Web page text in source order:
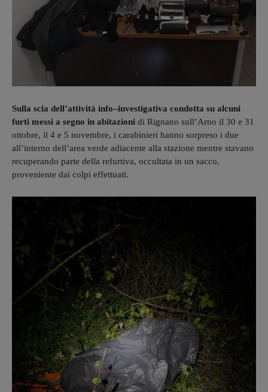
Sulla scia dell’attività info–investigativa condotta su alcuni
furti messi a segno in abitazioni di Rignano sull’Arno il 30 e 31
ottobre, il 4 e 5 novembre, i carabinieri hanno sorpreso i due
all’interno dell’area verde adiacente alla stazione mentre stavano
recuperando parte della refurtiva, occultata in un sacco,
proveniente dai colpi effettuati.